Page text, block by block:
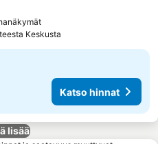
Katso hinnat
Keskusta
Katso hinnat
lisää